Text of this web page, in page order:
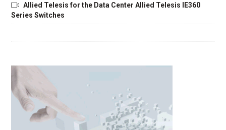
Allied Telesis for the Data Center Allied Telesis IE360
Series Switches